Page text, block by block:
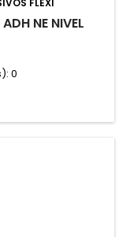
FLEXI
NE NIVEL
0